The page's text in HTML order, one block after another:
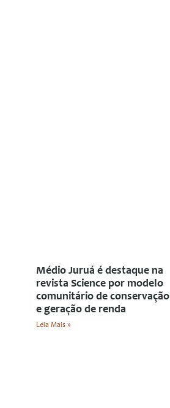
Médio Juruá é destaque na
revista Science por modelo
comunitário de conservação
e geração de renda
Leia Mais »